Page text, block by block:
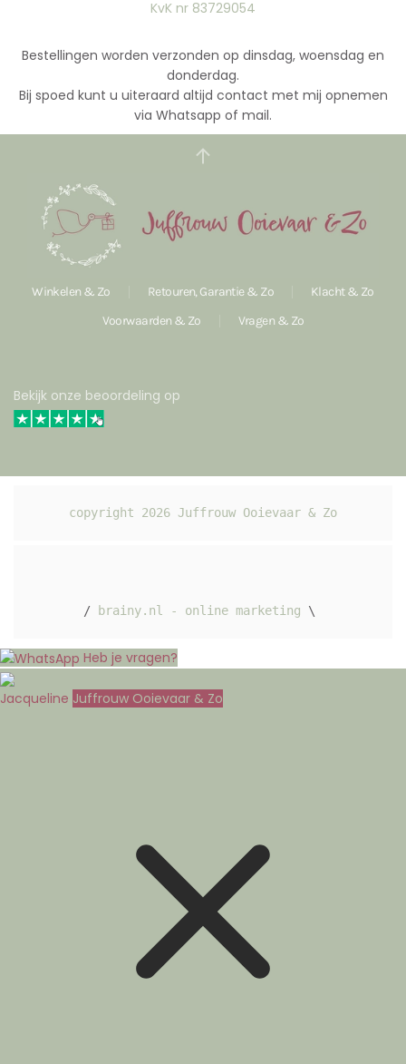
KvK nr 83729054
Bestellingen worden verzonden op dinsdag, woensdag en
donderdag.
Bij spoed kunt u uiteraard altijd contact met mij opnemen
via Whatsapp of mail.
Winkelen & Zo Retouren, Garantie & Zo
Klacht & Zo
Voorwaarden & Zo
Vragen & Zo
Bekijk onze beoordeling op
copyright 2026 Juffrouw Ooievaar & Zo
/ brainy.nl - online marketing \
Heb je vragen?
Jacqueline Juffrouw Ooievaar & Zo